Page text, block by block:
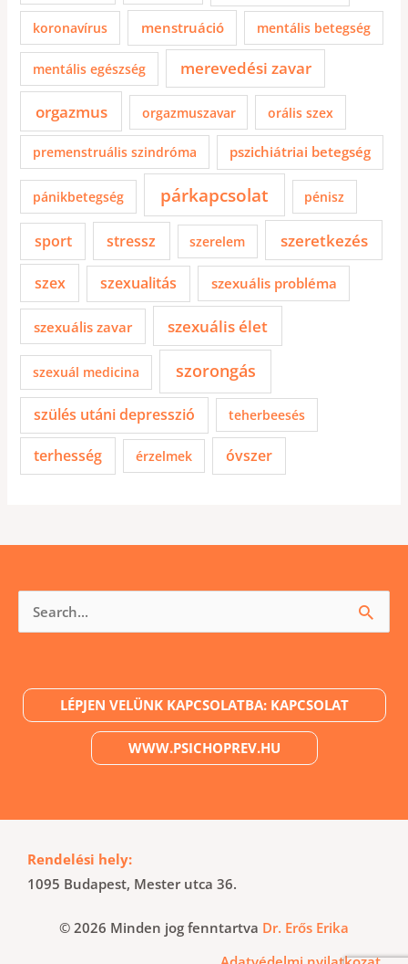
koronavírus menstruáció mentális betegség
mentális egészség merevedési zavar
orgazmus orgazmuszavar orális szex
premenstruális szindróma pszichiátriai betegség
pánikbetegség párkapcsolat pénisz
sport stressz szerelem szeretkezés
szex szexualitás szexuális probléma
szexuális zavar szexuális élet
szexuál medicina szorongás
szülés utáni depresszió teherbeesés
terhesség érzelmek óvszer
Keresés
LÉPJEN VELÜNK KAPCSOLATBA: KAPCSOLAT
WWW.PSICHOPREV.HU
Rendelési hely:
1095 Budapest, Mester utca 36.
© 2026 Minden jog fenntartva Dr. Erős Erika